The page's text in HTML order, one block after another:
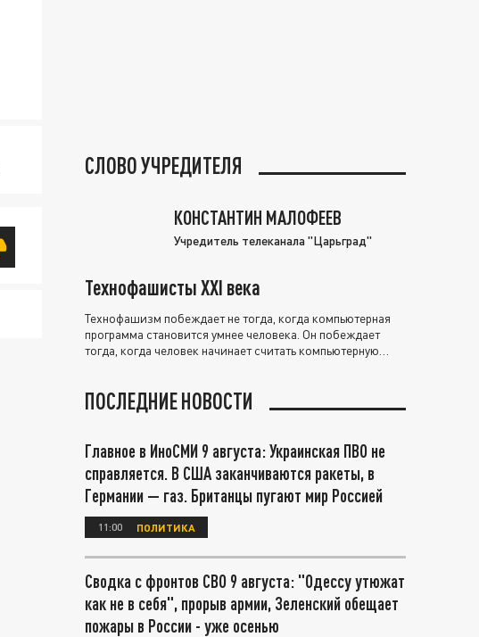
СЛОВО УЧРЕДИТЕЛЯ
КОНСТАНТИН МАЛОФЕЕВ
Учредитель телеканала "Царьград"
Технофашисты XXI века
Технофашизм побеждает не тогда, когда компьютерная
программа становится умнее человека. Он побеждает
тогда, когда человек начинает считать компьютерную
ПОСЛЕДНИЕ НОВОСТИ
Главное в ИноСМИ 9 августа: Украинская ПВО не
справляется. В США заканчиваются ракеты, в
Германии — газ. Британцы пугают мир Россией
11:00 ПОЛИТИКА
Сводка с фронтов СВО 9 августа: "Одессу утюжат
как не в себя", прорыв армии, Зеленский обещает
пожары в России - уже осенью